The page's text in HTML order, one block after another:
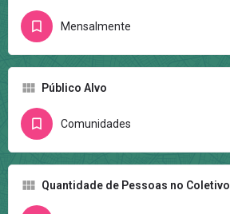
Mensalmente
Público Alvo
Comunidades
Quantidade de Pessoas no Coletivo